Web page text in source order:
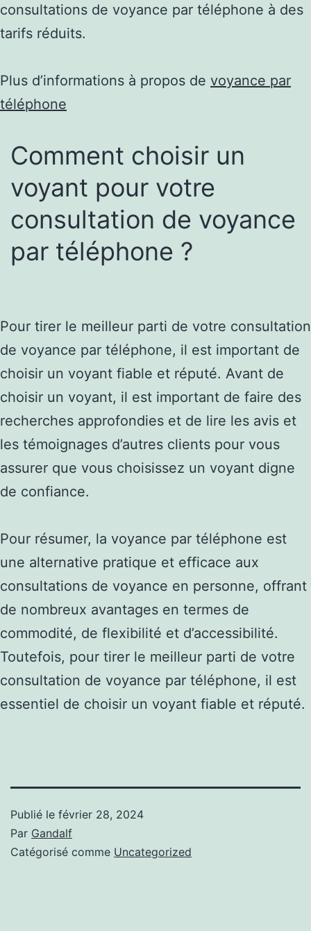
consultations de voyance par téléphone à des
tarifs réduits.
Plus d’informations à propos de voyance par
téléphone
Comment choisir un
voyant pour votre
consultation de voyance
par téléphone ?
Pour tirer le meilleur parti de votre consultation
de voyance par téléphone, il est important de
choisir un voyant fiable et réputé. Avant de
choisir un voyant, il est important de faire des
recherches approfondies et de lire les avis et
les témoignages d’autres clients pour vous
assurer que vous choisissez un voyant digne
de confiance.
Pour résumer, la voyance par téléphone est
une alternative pratique et efficace aux
consultations de voyance en personne, offrant
de nombreux avantages en termes de
commodité, de flexibilité et d’accessibilité.
Toutefois, pour tirer le meilleur parti de votre
consultation de voyance par téléphone, il est
essentiel de choisir un voyant fiable et réputé.
Publié le février 28, 2024
Par Gandalf
Catégorisé comme Uncategorized